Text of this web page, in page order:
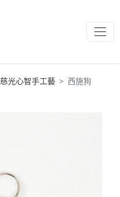
慈光心智手工藝 西施狗